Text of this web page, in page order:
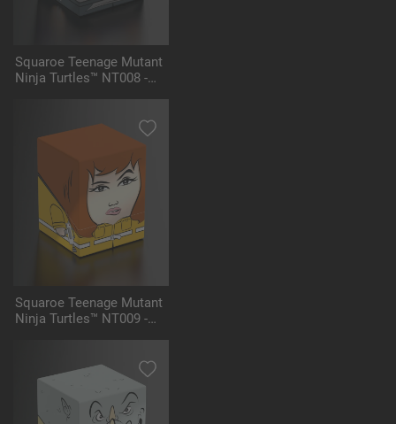
Squaroe Teenage Mutant
Ninja Turtles™ NT008 -
Squaroe Teenage Mutant
Ninja Turtles™ NT009 -